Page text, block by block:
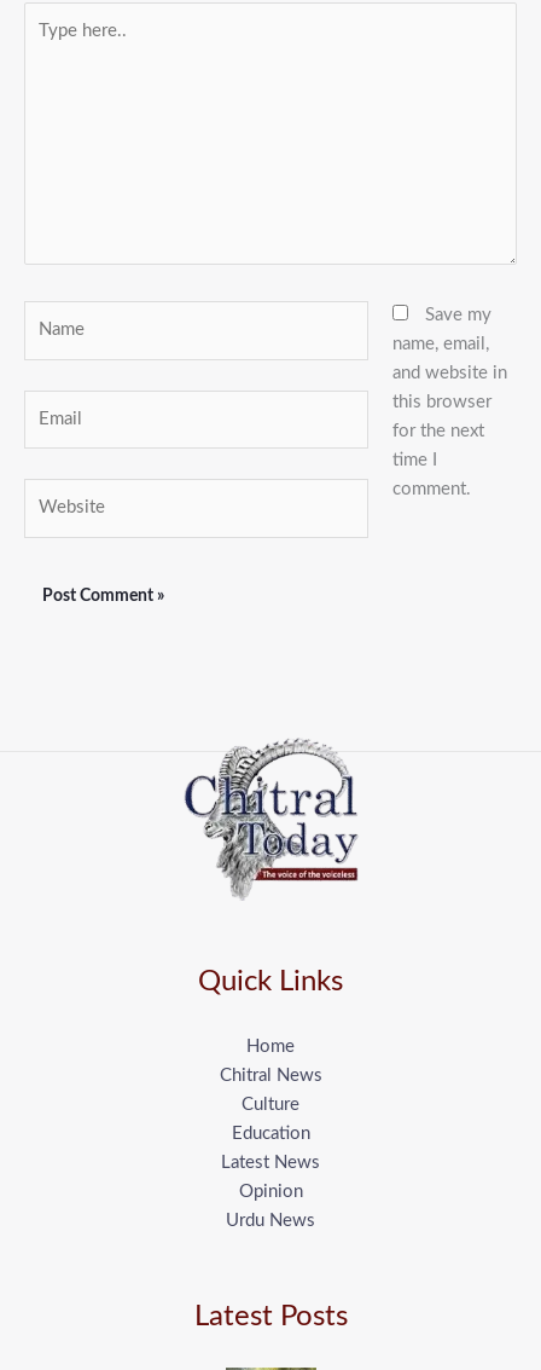
here..
Save my
name, email,
and website in
this browser
for the next
time I
comment.
Quick Links
Home
Chitral News
Culture
Education
Latest News
Opinion
Urdu News
Latest Posts